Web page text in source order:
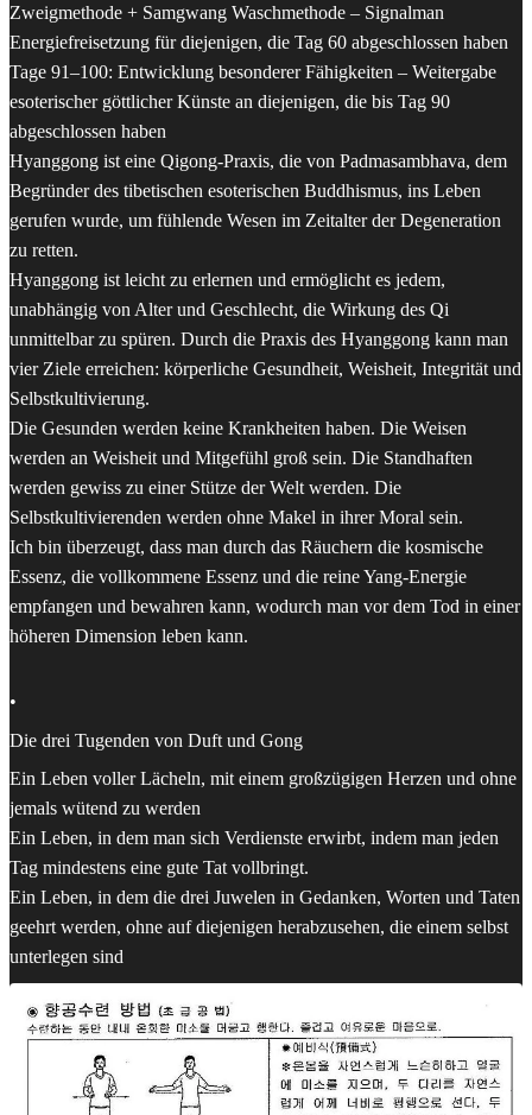
Zweigmethode + Samgwang Waschmethode – Signalman
Energiefreisetzung für diejenigen, die Tag 60 abgeschlossen haben
Tage 91–100: Entwicklung besonderer Fähigkeiten – Weitergabe
esoterischer göttlicher Künste an diejenigen, die bis Tag 90
abgeschlossen haben
Hyanggong ist eine Qigong-Praxis, die von Padmasambhava, dem
Begründer des tibetischen esoterischen Buddhismus, ins Leben
gerufen wurde, um fühlende Wesen im Zeitalter der Degeneration
zu retten.
Hyanggong ist leicht zu erlernen und ermöglicht es jedem,
unabhängig von Alter und Geschlecht, die Wirkung des Qi
unmittelbar zu spüren. Durch die Praxis des Hyanggong kann man
vier Ziele erreichen: körperliche Gesundheit, Weisheit, Integrität und
Selbstkultivierung.
Die Gesunden werden keine Krankheiten haben. Die Weisen
werden an Weisheit und Mitgefühl groß sein. Die Standhaften
werden gewiss zu einer Stütze der Welt werden. Die
Selbstkultivierenden werden ohne Makel in ihrer Moral sein.
Ich bin überzeugt, dass man durch das Räuchern die kosmische
Essenz, die vollkommene Essenz und die reine Yang-Energie
empfangen und bewahren kann, wodurch man vor dem Tod in einer
höheren Dimension leben kann.
•
Die drei Tugenden von Duft und Gong
Ein Leben voller Lächeln, mit einem großzügigen Herzen und ohne
jemals wütend zu werden
Ein Leben, in dem man sich Verdienste erwirbt, indem man jeden
Tag mindestens eine gute Tat vollbringt.
Ein Leben, in dem die drei Juwelen in Gedanken, Worten und Taten
geehrt werden, ohne auf diejenigen herabzusehen, die einem selbst
unterlegen sind